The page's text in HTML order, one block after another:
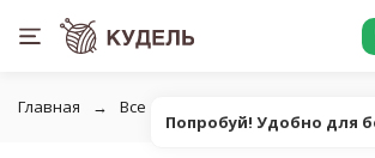
Главная Все для вязания
Попробуй! Удобно для